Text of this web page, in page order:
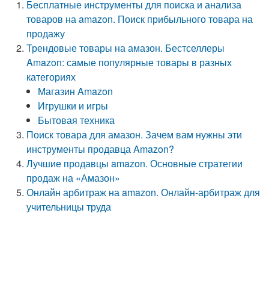
Бесплатные инструменты для поиска и анализа
товаров на amazon. Поиск прибыльного товара на
продажу
Трендовые товары на амазон. Бестселлеры
Amazon: самые популярные товары в разных
категориях
Магазин Amazon
Игрушки и игры
Бытовая техника
Поиск товара для амазон. Зачем вам нужны эти
инструменты продавца Amazon?
Лучшие продавцы amazon. Основные стратегии
продаж на «Амазон»
Онлайн арбитраж на amazon. Онлайн-арбитраж для
учительницы труда